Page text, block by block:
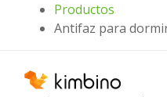
Productos
Antifaz para